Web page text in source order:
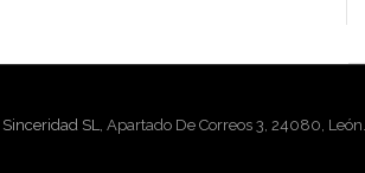
Sinceridad SL, Apartado De Correos 3, 24080, León.